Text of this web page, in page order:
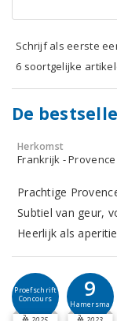
Schrijf als eerste
6 soortgelijke
De
Herkomst
Frankrijk - Provence
Prachtige
Subtiel van geur,
Heerlijk als
Proefschrift
Concours
9
Hamersma